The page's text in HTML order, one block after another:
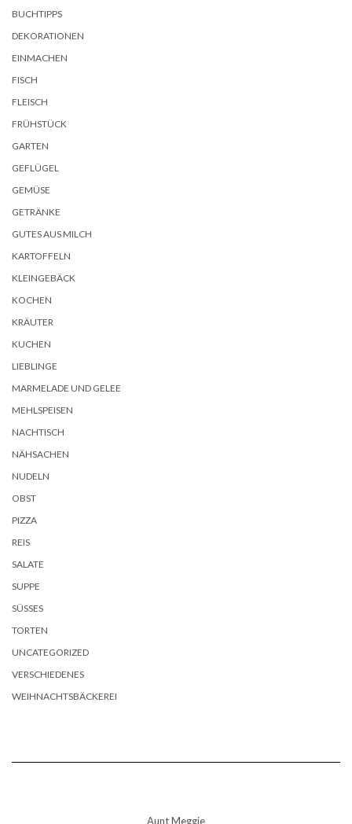
BUCHTIPPS
DEKORATIONEN
EINMACHEN
FISCH
FLEISCH
FRÜHSTÜCK
GARTEN
GEFLÜGEL
GEMÜSE
GETRÄNKE
GUTES AUS MILCH
KARTOFFELN
KLEINGEBÄCK
KOCHEN
KRÄUTER
KUCHEN
LIEBLINGE
MARMELADE UND GELEE
MEHLSPEISEN
NACHTISCH
NÄHSACHEN
NUDELN
OBST
PIZZA
REIS
SALATE
SUPPE
SÜSSES
TORTEN
UNCATEGORIZED
VERSCHIEDENES
WEIHNACHTSBÄCKEREI
Aunt Meggie